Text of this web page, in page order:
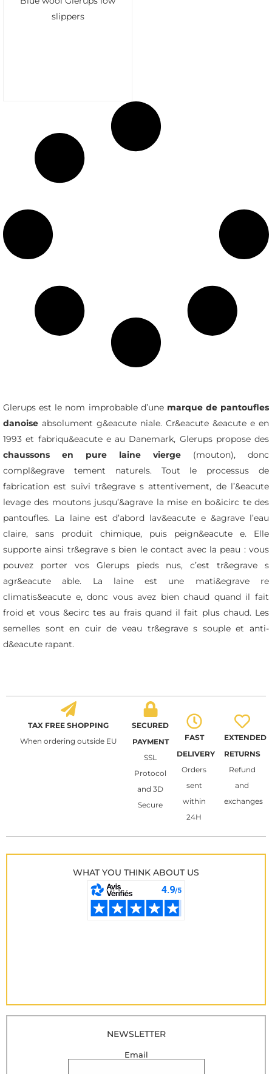
slippers
Glerups est le nom improbable d’une marque de pantoufles
danoise absolument g&eacute niale. Cr&eacute &eacute e en
1993 et fabriqu&eacute e au Danemark, Glerups propose des
chaussons en pure laine vierge (mouton), donc
compl&egrave tement naturels. Tout le processus de
fabrication est suivi tr&egrave s attentivement, de l’&eacute
levage des moutons jusqu’&agrave la mise en bo&icirc te des
pantoufles. La laine est d’abord lav&eacute e &agrave l’eau
claire, sans produit chimique, puis peign&eacute e. Elle
supporte ainsi tr&egrave s bien le contact avec la peau : vous
pouvez porter vos Glerups pieds nus, c’est tr&egrave s
agr&eacute able. La laine est une mati&egrave re
climatis&eacute e, donc vous avez bien chaud quand il fait
froid et vous &ecirc tes au frais quand il fait plus chaud. Les
semelles sont en cuir de veau tr&egrave s souple et anti-
d&eacute rapant.
TAX FREE SHOPPING
When ordering outside EU
SECURED
PAYMENT
SSL
Protocol
and 3D
Secure
FAST
DELIVERY
Orders
sent
within
24H
EXTENDED
RETURNS
Refund
and
exchanges
WHAT YOU THINK ABOUT US
NEWSLETTER
Email